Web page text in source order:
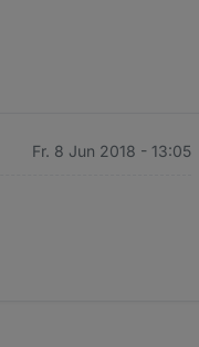
Fr. 8 Jun 2018 - 13:05